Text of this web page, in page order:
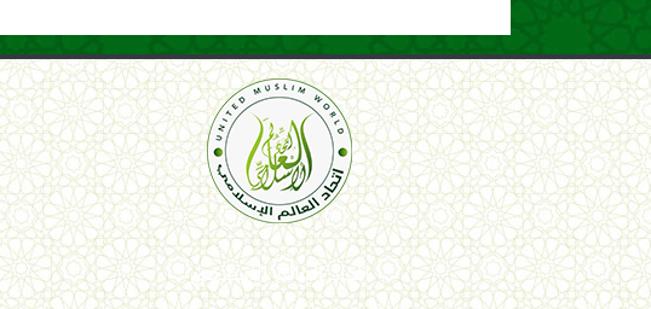
اتحاد العالم الإسلامي